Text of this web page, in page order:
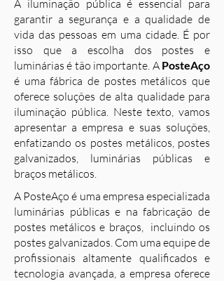
A iluminação pública é essencial para
garantir a segurança e a qualidade de
vida das pessoas em uma cidade. É por
isso que a escolha dos postes e
luminárias é tão importante. A PosteAço
é uma fábrica de postes metálicos que
oferece soluções de alta qualidade para
iluminação pública. Neste texto, vamos
apresentar a empresa e suas soluções,
enfatizando os postes metálicos, postes
galvanizados, luminárias públicas e
braços metálicos.
A PosteAço é uma empresa especializada
luminárias públicas e na fabricação de
postes metálicos e braços, incluindo os
postes galvanizados. Com uma equipe de
profissionais altamente qualificados e
tecnologia avançada, a empresa oferece